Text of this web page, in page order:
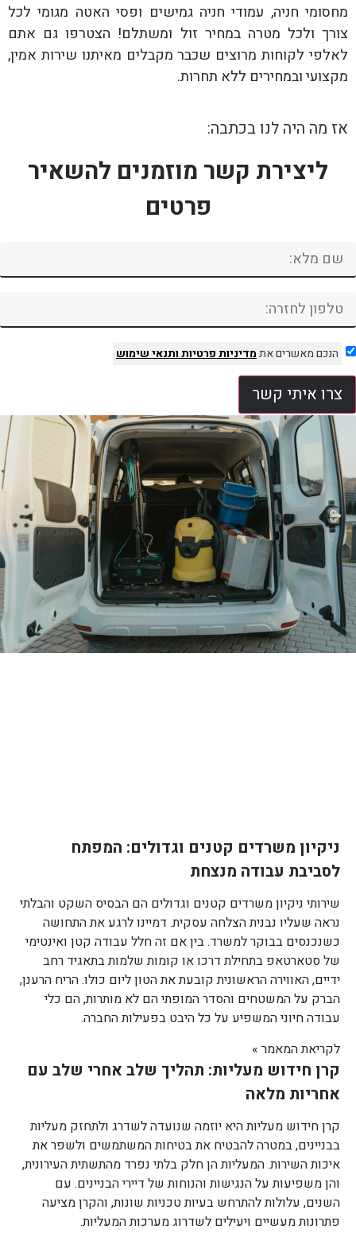
מחסומי חניה, עמודי חניה גמישים ופסי האטה מגומי לכל
צורך ולכל מטרה במחיר זול ומשתלם! הצטרפו גם אתם
לאלפי לקוחות מרוצים שכבר מקבלים מאיתנו שירות אמין,
מקצועי ובמחירים ללא תחרות.
אז מה היה לנו בכתבה:
ליצירת קשר מוזמנים להשאיר
פרטים
הנכם מאשרים אתמדיניות פרטיותותנאי שימוש
צרו איתי קשר
ניקיון משרדים קטנים וגדולים: המפתח
לסביבת עבודה מנצחת
שירותי ניקיון משרדים קטנים וגדולים הם הבסיס השקט והבלתי
נראה שעליו נבנית הצלחה עסקית. דמיינו לרגע את התחושה
כשנכנסים בבוקר למשרד. בין אם זה חלל עבודה קטן ואינטימי
של סטארטאפ בתחילת דרכו או קומות שלמות בתאגיד רחב
ידיים, האווירה הראשונית קובעת את הטון ליום כולו. הריח הרענן,
הברק על המשטחים והסדר המופתי הם לא מותרות, הם כלי
עבודה חיוני המשפיע על כל היבט בפעילות החברה.
לקריאת המאמר »
קרן חידוש מעליות: תהליך שלב אחרי שלב עם
אחריות מלאה
קרן חידוש מעליות היא יוזמה שנועדה לשדרג ולתחזק מעליות
בבניינים, במטרה להבטיח את בטיחות המשתמשים ולשפר את
איכות השירות. המעליות הן חלק בלתי נפרד מהתשתית העירונית,
והן משפיעות על הנגישות והנוחות של דיירי הבניינים. עם
השנים, עלולות להתרחש בעיות טכניות שונות, והקרן מציעה
פתרונות מעשיים ויעילים לשדרוג מערכות המעליות.